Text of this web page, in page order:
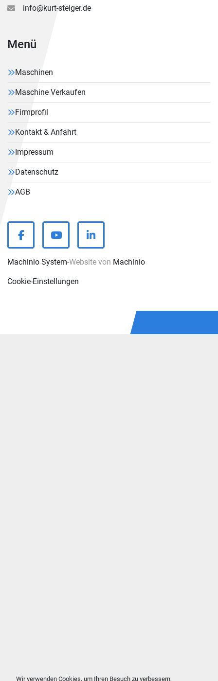
Wir verwenden Cookies, um Ihren Besuch zu verbessern,
info@kurt-steiger.de
Menü
Maschinen
Maschine Verkaufen
Firmprofil
Kontakt & Anfahrt
Impressum
Datenschutz
AGB
facebookyoutubelinkedin
Machinio System-Website von Machinio
Cookie-Einstellungen